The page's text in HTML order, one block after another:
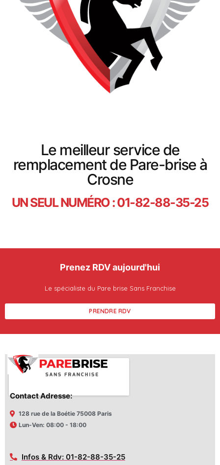
Le meilleur service de
remplacement de Pare-brise à
Crosne
UN SEUL NUMÉRO : 01-82-88-35-25
Prenez RDV aujourd'hui
Le spécialiste du Pare brise Sans Franchise
PRENDRE RDV
Contact Adresse:
128 rue de la Boétie 75008 Paris
Lun-Ven: 08:00 - 18:00
Infos & Rdv: 01-82-88-35-25